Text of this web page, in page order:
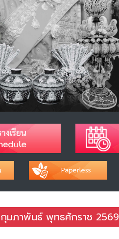
มภาพันธ์ พุทธศักราช 2569